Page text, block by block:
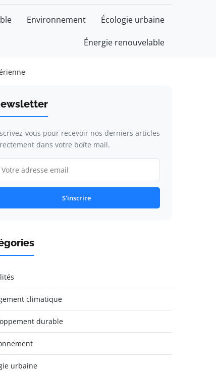
Environnement Écologie urbaine
Énergie renouvelable
vous pour recevoir nos derniers articles
dans votre boîte mail.
S'inscrire
climatique
durable
urbaine